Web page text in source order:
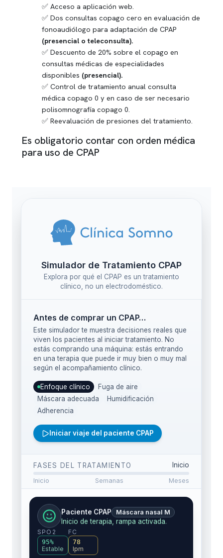
Acceso a aplicación web.
Dos consultas copago cero en evaluación de
fonoaudiólogo para adaptación de CPAP
(presencial o teleconsulta).
Descuento de 20% sobre el copago en
consultas médicas de especialidades
disponibles (presencial).
Control de tratamiento anual consulta
médica copago 0 y en caso de ser necesario
polisomnografía copago 0.
Reevaluación de presiones del tratamiento.
Es obligatorio contar con orden médica
para uso de CPAP